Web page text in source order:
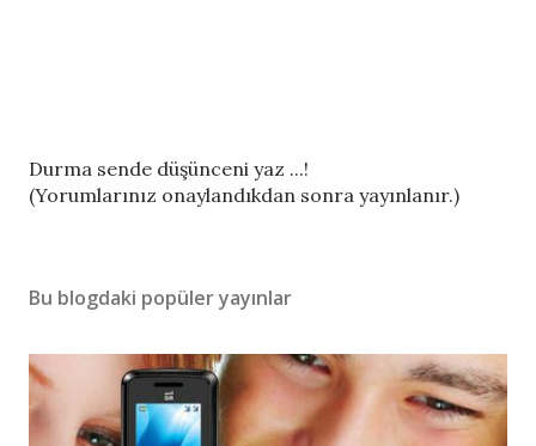
Y
o
G
n
d
e
r
Durma sende düşünceni yaz ...!
(Yorumlarınız onaylandıkdan sonra yayınlanır.)
Bu blogdaki popüler yayınlar